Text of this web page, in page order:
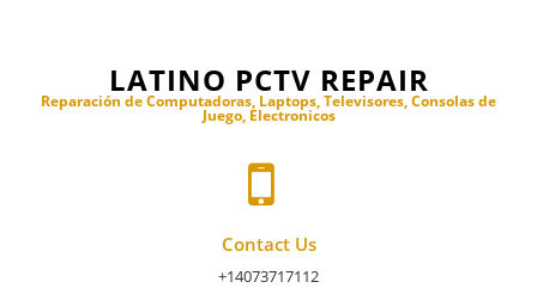
LATINO PCTV REPAIR
Reparación de Computadoras, Laptops, Televisores, Consolas de
Juego, Electronicos
Contact Us
+14073717112